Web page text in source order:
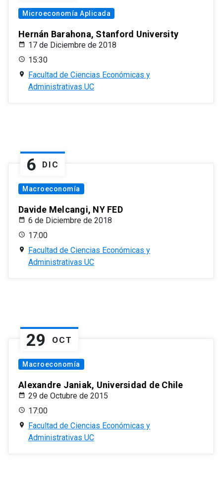
Microeconomía Aplicada
Hernán Barahona, Stanford University
17 de Diciembre de 2018
15:30
Facultad de Ciencias Económicas y
Administrativas UC
6 DIC
Macroeconomía
Davide Melcangi, NY FED
6 de Diciembre de 2018
17:00
Facultad de Ciencias Económicas y
Administrativas UC
29 OCT
Macroeconomía
Alexandre Janiak, Universidad de Chile
29 de Octubre de 2015
17:00
Facultad de Ciencias Económicas y
Administrativas UC